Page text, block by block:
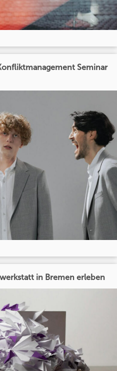
Seminar
in Bremen erleben